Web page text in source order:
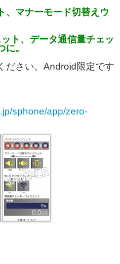
、マナーモード切替えウ
ト、データ通信量チェッ
。
ださい。Android限定です
sphone/app/zero-